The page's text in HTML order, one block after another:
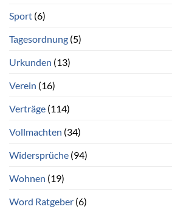
Sport (6)
Tagesordnung (5)
Urkunden (13)
Verein (16)
Verträge (114)
Vollmachten (34)
Widersprüche (94)
Wohnen (19)
Word Ratgeber (6)